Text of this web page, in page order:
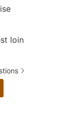
loin